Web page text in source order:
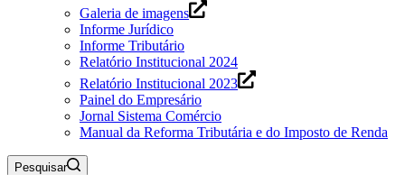
Galeria de imagens
Informe Jurídico
Informe Tributário
Relatório Institucional 2024
Relatório Institucional 2023
Painel do Empresário
Jornal Sistema Comércio
Manual da Reforma Tributária e do Imposto de Renda
Pesquisar